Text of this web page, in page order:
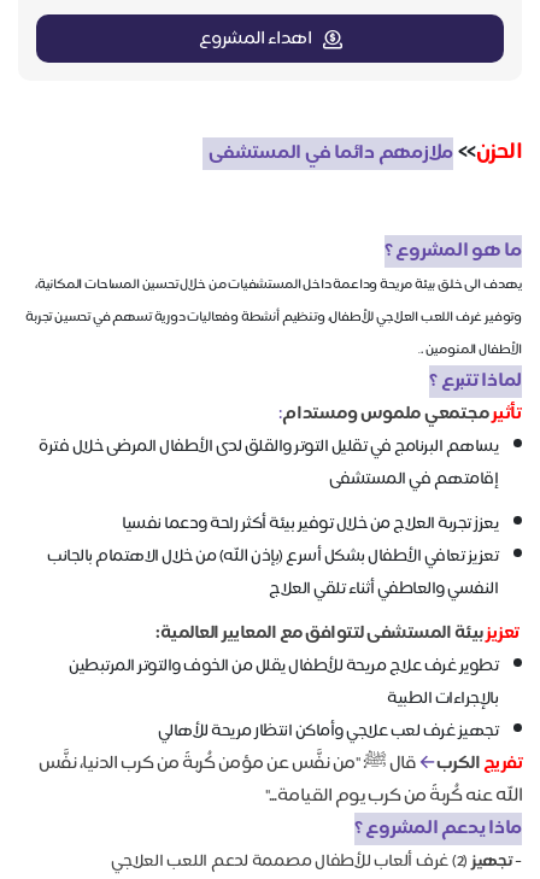
اهداء المشروع
الحزن>>ملازمهم دائما في المستشفى
ما هو المشروع ؟
يهدف الى خلق بيئة مريحة وداعمة داخل المستشفيات من خلال تحسين المساحات المكانية،
وتوفير غرف اللعب العلاجي للأطفال، وتنظيم أنشطة وفعاليات دورية تسهم في تحسين تجربة
الأطفال المنومين ..
لماذا تتبرع ؟
تأثيرمجتمعي ملموس ومستدام:
يساهم البرنامج في تقليل التوتر والقلق لدى الأطفال المرضى خلال فترة
إقامتهم في المستشفى
يعزز تجربة العلاج من خلال توفير بيئة أكثر راحة ودعما نفسيا
تعزيز تعافي الأطفال بشكل أسرع (بإذن الله) من خلال الاهتمام بالجانب
النفسي والعاطفي أثناء تلقي العلاج
تعزيزبيئة المستشفى لتتوافق مع المعايير العالمية:
تطوير غرف علاج مريحة للأطفال يقلل من الخوف والتوتر المرتبطين
بالإجراءات الطبية
تجهيز غرف لعب علاجي وأماكن انتظار مريحة للأهالي
تفريجالكرب←قال ﷺ: "من نفَّس عن مؤمن كُربةً من كرب الدنيا، نفَّس
الله عنه كُربةً من كرب يوم القيامة..."
ماذا يدعم المشروع ؟
- تجهيز(2) غرف ألعاب للأطفال مصممة لدعم اللعب العلاجي